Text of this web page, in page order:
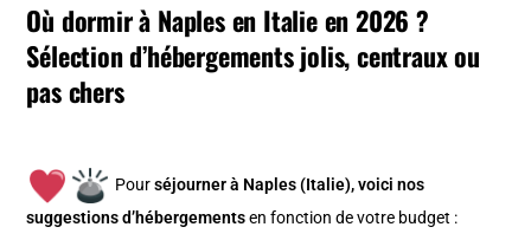
Où dormir à Naples en Italie en 2026 ?
Sélection d’hébergements jolis, centraux ou
pas chers
Pourséjourner à Naples (Italie), voici nos
suggestions d’hébergements en fonction de votre budget :